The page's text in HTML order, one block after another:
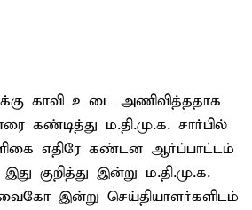
காவி உடை அணிவித்ததாக
கண்டித்து ம.தி.மு.க. சார்பில்
எதிரே கண்டன ஆர்ப்பாட்டம்
குறித்து இன்று ம.தி.மு.க.
இன்று செய்தியாளர்களிடம்